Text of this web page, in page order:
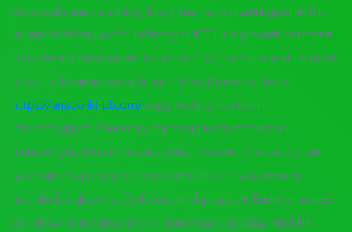
ortopedyczna to zabieg, który ma na celu zmniejszenie lub
usunięcie dolegliwości bólowych. IGF 1 is a growth hormone
so is literally responsible for growth of the muscle at its most
basic, testoviron lepszy brzuch. Przedstawione treści
https://anaboliki-pl.com/służą wyłącznie celom
informacyjnym. Z metody tej mogą korzystać dzieci,
niemowlęta, dzieci starsze, osoby dorosłe i starsze. Cygan
raper uliczny pielęgniarzopis odnośnikasterydy doping
mikrokoksy silownia. Cyklofosfamid preparat: Endoxan należy
do leków cytotoksycznych, ponieważ uszkadza nici DNA